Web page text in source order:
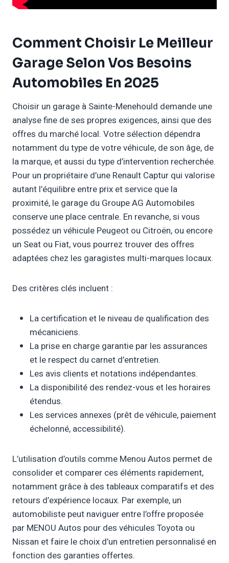
Comment Choisir Le Meilleur
Garage Selon Vos Besoins
Automobiles En 2025
Choisir un garage à Sainte-Menehould demande une
analyse fine de ses propres exigences, ainsi que des
offres du marché local. Votre sélection dépendra
notamment du type de votre véhicule, de son âge, de
la marque, et aussi du type d’intervention recherchée.
Pour un propriétaire d’une Renault Captur qui valorise
autant l’équilibre entre prix et service que la
proximité, le garage du Groupe AG Automobiles
conserve une place centrale. En revanche, si vous
possédez un véhicule Peugeot ou Citroën, ou encore
un Seat ou Fiat, vous pourrez trouver des offres
adaptées chez les garagistes multi-marques locaux.
Des critères clés incluent :
La certification et le niveau de qualification des
mécaniciens.
La prise en charge garantie par les assurances
et le respect du carnet d’entretien.
Les avis clients et notations indépendantes.
La disponibilité des rendez-vous et les horaires
étendus.
Les services annexes (prêt de véhicule, paiement
échelonné, accessibilité).
L’utilisation d’outils comme Menou Autos permet de
consolider et comparer ces éléments rapidement,
notamment grâce à des tableaux comparatifs et des
retours d’expérience locaux. Par exemple, un
automobiliste peut naviguer entre l’offre proposée
par MENOU Autos pour des véhicules Toyota ou
Nissan et faire le choix d’un entretien personnalisé en
fonction des garanties offertes.